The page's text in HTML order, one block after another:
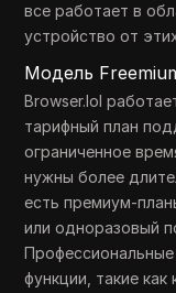
все работает в
устройство от
Модель
Browser.lol
тарифный план
ограниченное
нужны более
есть премиум-
или одноразовый
функции, такие